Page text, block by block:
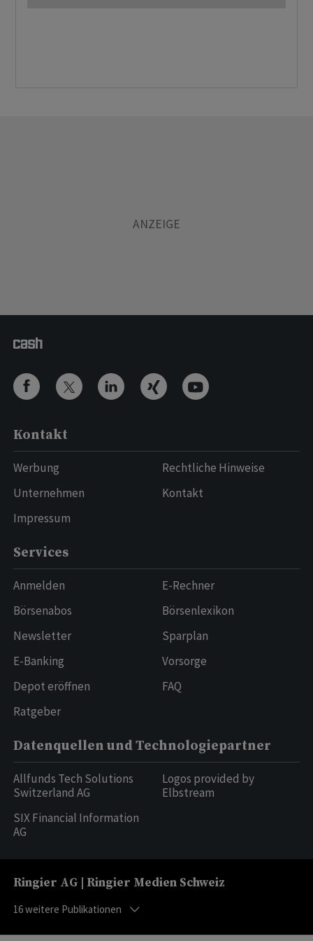
Kontakt
Werbung
Unternehmen
Impressum
Rechtliche Hinweise
Kontakt
Services
Anmelden
Börsenabos
Newsletter
E-Banking
Depot eröffnen
Ratgeber
E-Rechner
Börsenlexikon
Sparplan
Vorsorge
FAQ
Datenquellen und Technologiepartner
Allfunds Tech Solutions
Switzerland AG
SIX Financial Information
AG
Logos provided by
Elbstream
Ringier AG | Ringier Medien Schweiz
16weitere Publikationen